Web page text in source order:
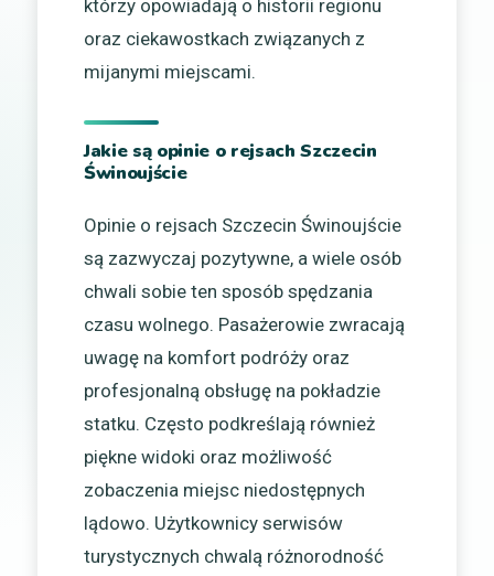
którzy opowiadają o historii regionu
oraz ciekawostkach związanych z
mijanymi miejscami.
Jakie są opinie o rejsach Szczecin
Świnoujście
Opinie o rejsach Szczecin Świnoujście
są zazwyczaj pozytywne, a wiele osób
chwali sobie ten sposób spędzania
czasu wolnego. Pasażerowie zwracają
uwagę na komfort podróży oraz
profesjonalną obsługę na pokładzie
statku. Często podkreślają również
piękne widoki oraz możliwość
zobaczenia miejsc niedostępnych
lądowo. Użytkownicy serwisów
turystycznych chwalą różnorodność